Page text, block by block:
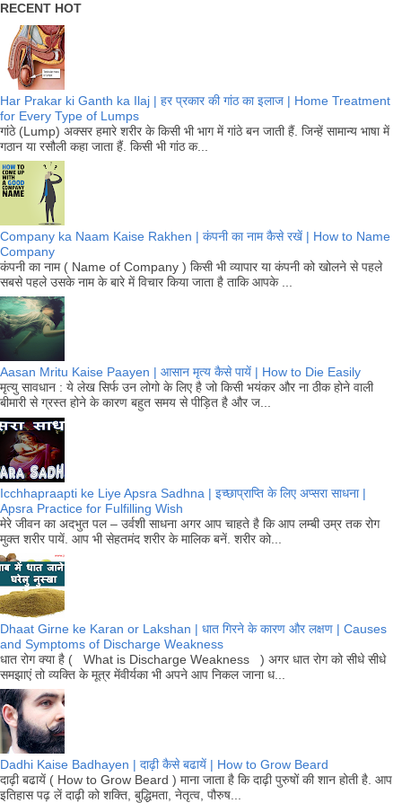
RECENT HOT
Har Prakar ki Ganth ka Ilaj | हर प्रकार की गांठ का इलाज | Home Treatment
for Every Type of Lumps
गांठे (Lump) अक्सर हमारे शरीर के किसी भी भाग में गांठे बन जाती हैं. जिन्हें सामान्य भाषा में
गठान या रसौली कहा जाता हैं. किसी भी गांठ क...
Company ka Naam Kaise Rakhen | कंपनी का नाम कैसे रखें | How to Name
Company
कंपनी का नाम ( Name of Company ) किसी भी व्यापार या कंपनी को खोलने से पहले
सबसे पहले उसके नाम के बारे में विचार किया जाता है ताकि आपके ...
Aasan Mritu Kaise Paayen | आसान मृत्य कैसे पायें | How to Die Easily
मृत्यु सावधान : ये लेख सिर्फ उन लोगो के लिए है जो किसी भयंकर और ना ठीक होने वाली
बीमारी से ग्रस्त होने के कारण बहुत समय से पीड़ित है और ज...
Icchhapraapti ke Liye Apsra Sadhna | इच्छाप्राप्ति के लिए अप्सरा साधना |
Apsra Practice for Fulfilling Wish
मेरे जीवन का अदभुत पल – उर्वशी साधना अगर आप चाहते है कि आप लम्बी उम्र तक रोग
मुक्त शरीर पायें. आप भी सेहतमंद शरीर के मालिक बनें. शरीर को...
Dhaat Girne ke Karan or Lakshan | धात गिरने के कारण और लक्षण | Causes
and Symptoms of Discharge Weakness
धात रोग क्या है ( What is Discharge Weakness ) अगर धात रोग को सीधे सीधे
समझाएं तो व्यक्ति के मूत्र मेंवीर्यका भी अपने आप निकल जाना ध...
Dadhi Kaise Badhayen | दाढ़ी कैसे बढायें | How to Grow Beard
दाढ़ी बढायें ( How to Grow Beard ) माना जाता है कि दाढ़ी पुरुषों की शान होती है. आप
इतिहास पढ़ लें दाढ़ी को शक्ति, बुद्धिमता, नेतृत्व, पौरुष...